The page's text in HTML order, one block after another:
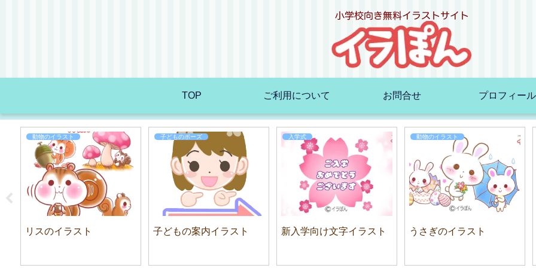
TOP ご利用について お問合せ プロフィール
動物のイラスト
リスのイラスト
子どものポーズ
子どもの案内イラスト
入学式
新入学向け文字イラスト
動物のイラスト
うさぎのイラスト